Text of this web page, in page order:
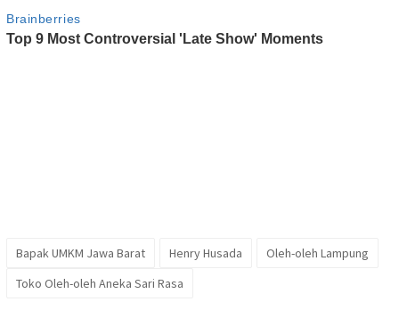
Bapak UMKM Jawa Barat Henry Husada
Oleh-oleh Lampung
Toko Oleh-oleh Aneka Sari Rasa